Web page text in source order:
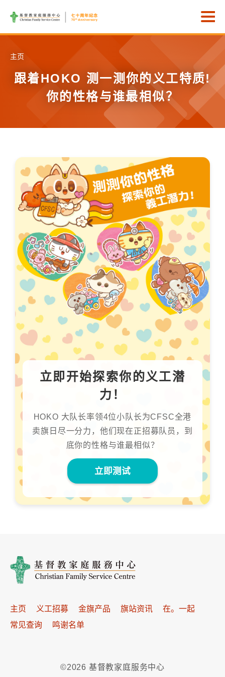
打
主页
跟着HOKO 测一测你的义工特质!
你的性格与谁最相似？
立即开始探索你的义工潜
力！
HOKO 大队长率领4位小队长为CFSC全港
卖旗日尽一分力，他们现在正招募队员，到
底你的性格与谁最相似？
立即测试
主页 义工招募 金旗产品 旗站资讯
在。一起
常见查询
鸣谢名单
©2026 基督教家庭服务中心